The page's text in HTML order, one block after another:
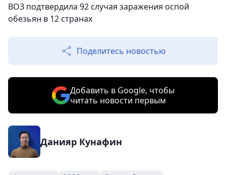
ВОЗ подтвердила 92 случая заражения оспой
обезьян в 12 странах
Поделитесь новостью
Добавить в Google, чтобы
читать новости первым
Данияр Кунафин